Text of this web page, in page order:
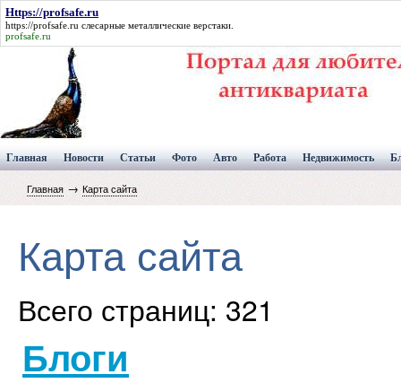
Https://profsafe.ru
https://profsafe.ru слесарные металлические верстаки.
profsafe.ru
Главная Новости Статьи Фото Авто Работа Недвижимость
Главная → Карта сайта
Карта сайта
Всего страниц: 321
Блоги